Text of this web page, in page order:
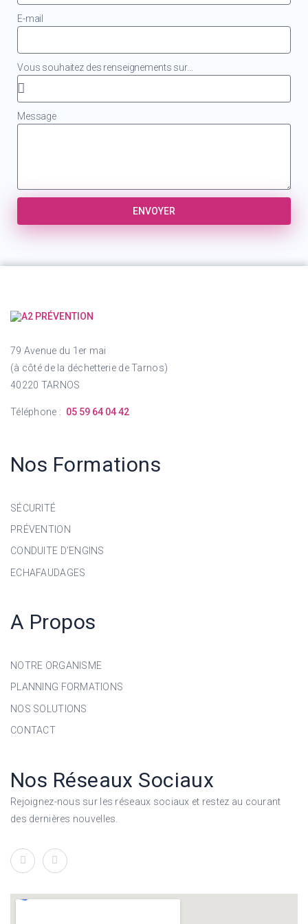
E-mail
Vous souhaitez des renseignements sur...
Message
ENVOYER
79 Avenue du 1er mai
(à côté de la déchetterie de Tarnos)
40220 TARNOS
Téléphone : 05 59 64 04 42
Nos Formations
SÉCURITÉ
PRÉVENTION
CONDUITE D’ENGINS
ECHAFAUDAGES
A Propos
NOTRE ORGANISME
PLANNING FORMATIONS
NOS SOLUTIONS
CONTACT
Nos Réseaux Sociaux
Rejoignez-nous sur les réseaux sociaux et restez au courant
des dernières nouvelles.